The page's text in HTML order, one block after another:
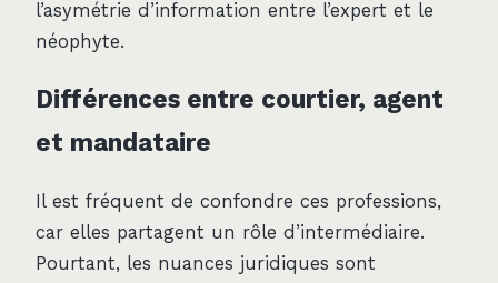
l’asymétrie d’information entre l’expert et le
néophyte.
Différences entre courtier, agent
et mandataire
Il est fréquent de confondre ces professions,
car elles partagent un rôle d’intermédiaire.
Pourtant, les nuances juridiques sont